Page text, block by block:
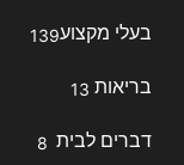
בעלי מקצוע139
בריאות 13
דברים לבית 8